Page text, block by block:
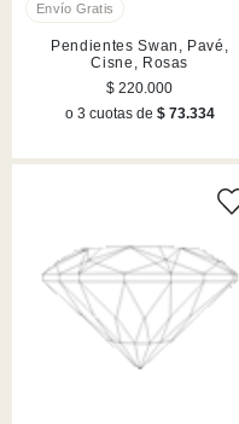
Pendientes Swan, Pavé,
Cisne, Rosas
$ 220.000
o 3 cuotas de $ 73.334